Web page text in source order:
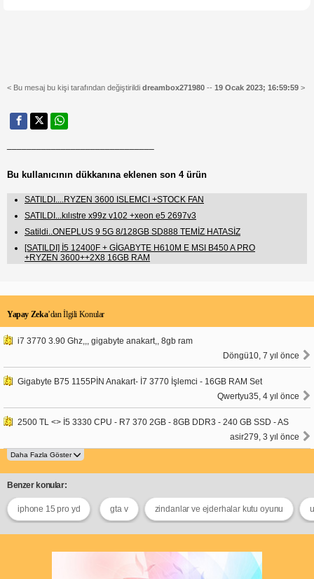
< Bu mesaj bu kişi tarafından değiştirildi dreambox271980 -- 19 Ocak 2023; 16:59:59 >
Bu kullanıcının dükkanına eklenen son 4 ürün
SATILDI....RYZEN 3600 ISLEMCI +STOCK FAN
SATILDI...kılıstre x99z v102 +xeon e5 2697v3
Satildi..ONEPLUS 9 5G 8/128GB SD888 TEMİZ HATASİZ
[SATILDI] İ5 12400F + GİGABYTE H610M E MSI B450 A PRO
+RYZEN 3600++2X8 16GB RAM
Yapay Zeka’dan İlgili Konular
i7 3770 3.90 Ghz,,, gigabyte anakart,, 8gb ram
Döngü10, 7 yıl önce
Gigabyte B75 1155PİN Anakart- İ7 3770 İşlemci - 16GB RAM Set
Qwertyu35, 4 yıl önce
2500 TL <> İ5 3330 CPU - R7 370 2GB - 8GB DDR3 - 240 GB SSD - AS
asir279, 3 yıl önce
Benzer konular:
iphone 15 pro yd gta v zindanlar ve ejderhalar kutu oyunu